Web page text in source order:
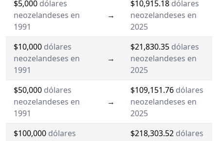
$5,000 dólares
neozelandeses en
1991
→
$10,915.18 dólares
neozelandeses en
2025
$10,000 dólares
neozelandeses en
1991
→
$21,830.35 dólares
neozelandeses en
2025
$50,000 dólares
neozelandeses en
1991
→
$109,151.76 dólares
neozelandeses en
2025
$100,000 dólares
$218,303.52 dólares